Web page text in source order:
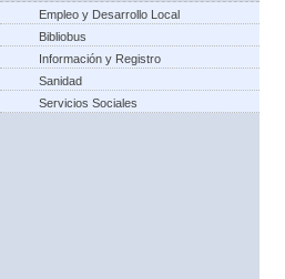
Empleo y Desarrollo Local
Bibliobus
Información y Registro
Sanidad
Servicios Sociales